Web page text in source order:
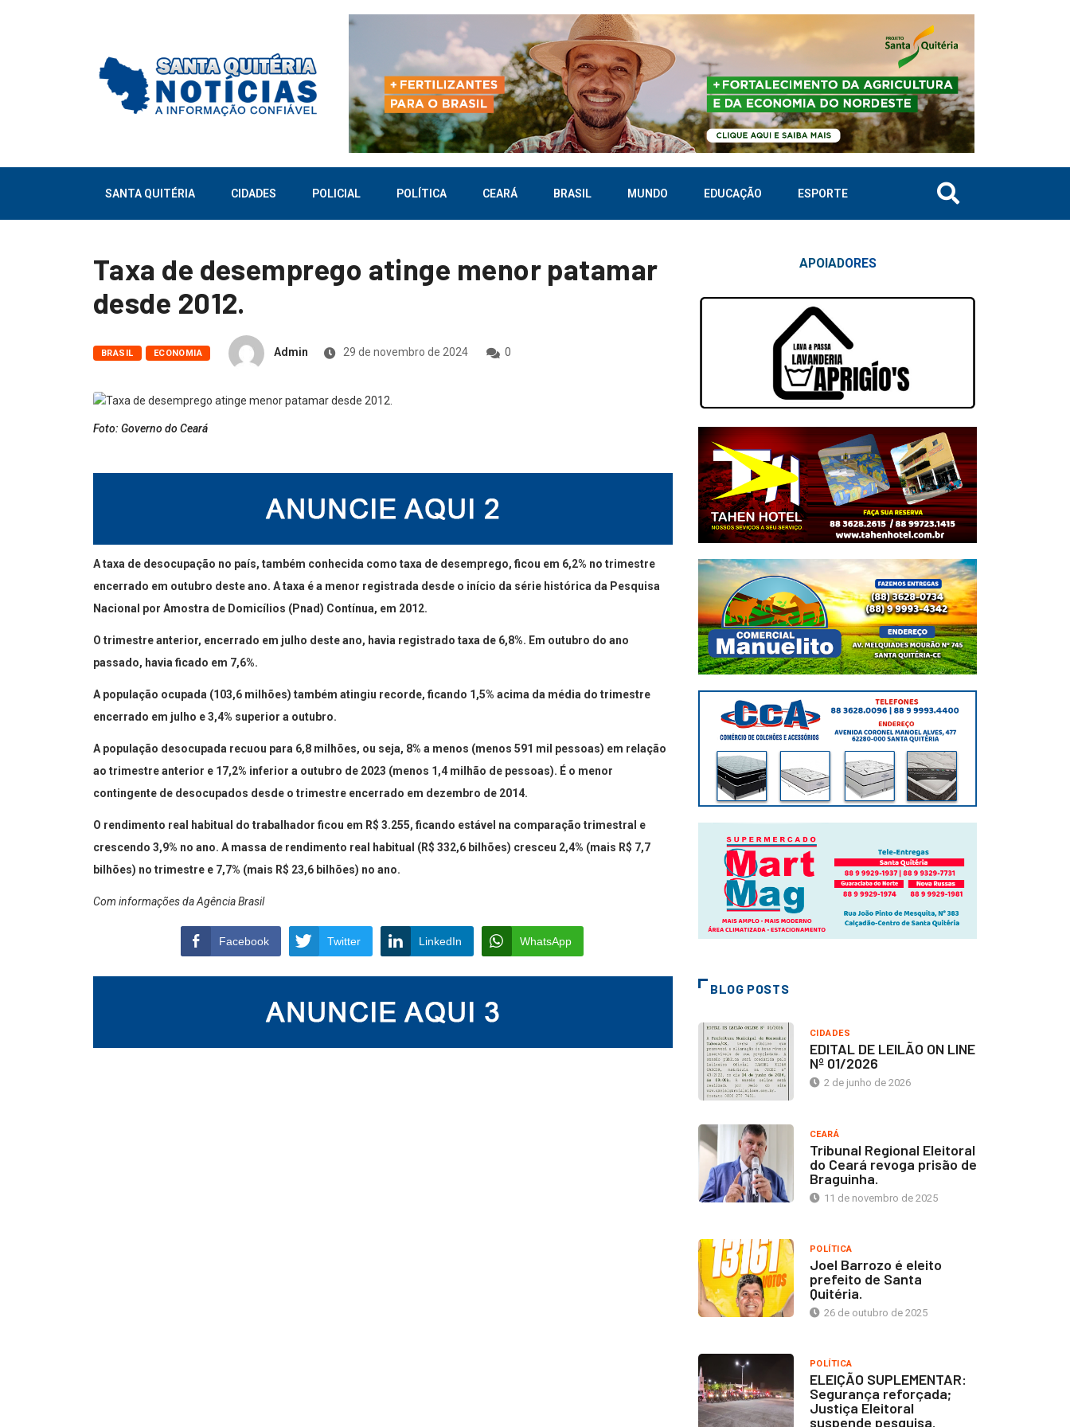
SANTA QUITÉRIA CIDADES POLICIAL POLÍTICA CEARÁ BRASIL MUNDO EDUCAÇÃO ESPORTE
Taxa de desemprego atinge menor patamar
desde 2012.
BRASIL ECONOMIA Admin 29 de novembro de 2024 0
Foto: Governo do Ceará
A taxa de desocupação no país, também conhecida como taxa de desemprego, ficou em 6,2% no trimestre
encerrado em outubro deste ano. A taxa é a menor registrada desde o início da série histórica da Pesquisa
Nacional por Amostra de Domicílios (Pnad) Contínua, em 2012.
O trimestre anterior, encerrado em julho deste ano, havia registrado taxa de 6,8%. Em outubro do ano
passado, havia ficado em 7,6%.
A população ocupada (103,6 milhões) também atingiu recorde, ficando 1,5% acima da média do trimestre
encerrado em julho e 3,4% superior a outubro.
A população desocupada recuou para 6,8 milhões, ou seja, 8% a menos (menos 591 mil pessoas) em relação
ao trimestre anterior e 17,2% inferior a outubro de 2023 (menos 1,4 milhão de pessoas). É o menor
contingente de desocupados desde o trimestre encerrado em dezembro de 2014.
O rendimento real habitual do trabalhador ficou em R$ 3.255, ficando estável na comparação trimestral e
crescendo 3,9% no ano. A massa de rendimento real habitual (R$ 332,6 bilhões) cresceu 2,4% (mais R$ 7,7
bilhões) no trimestre e 7,7% (mais R$ 23,6 bilhões) no ano.
Com informações da Agência Brasil
Facebook Twitter LinkedIn WhatsApp
APOIADORES
BLOG POSTS
CIDADES
EDITAL DE LEILÃO ON LINE
Nº 01/2026
2 de junho de 2026
CEARÁ
Tribunal Regional Eleitoral
do Ceará revoga prisão de
Braguinha.
11 de novembro de 2025
POLÍTICA
Joel Barrozo é eleito
prefeito de Santa
Quitéria.
26 de outubro de 2025
POLÍTICA
ELEIÇÃO SUPLEMENTAR:
Segurança reforçada;
Justiça Eleitoral
suspende pesquisa.